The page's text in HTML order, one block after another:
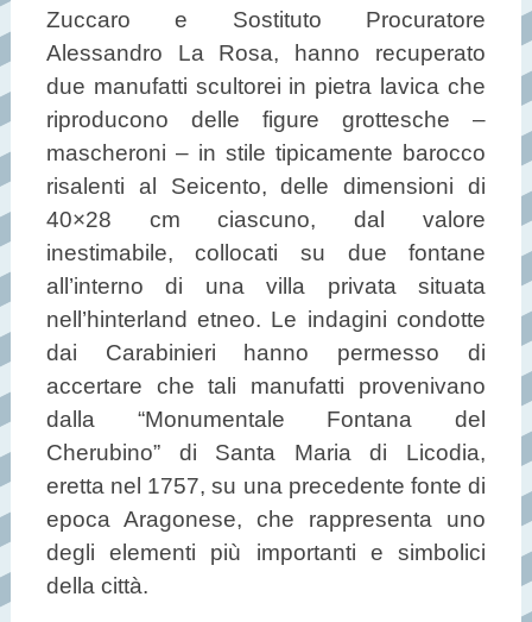
Zuccaro e Sostituto Procuratore
Alessandro La Rosa, hanno recuperato
due manufatti scultorei in pietra lavica che
riproducono delle figure grottesche –
mascheroni – in stile tipicamente barocco
risalenti al Seicento, delle dimensioni di
40×28 cm ciascuno, dal valore
inestimabile, collocati su due fontane
all’interno di una villa privata situata
nell’hinterland etneo. Le indagini condotte
dai Carabinieri hanno permesso di
accertare che tali manufatti provenivano
dalla “Monumentale Fontana del
Cherubino” di Santa Maria di Licodia,
eretta nel 1757, su una precedente fonte di
epoca Aragonese, che rappresenta uno
degli elementi più importanti e simbolici
della città.